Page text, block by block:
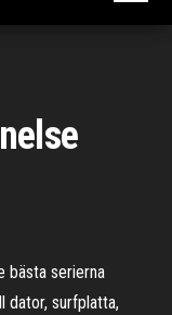
bästa serierna
dator, surfplatta,